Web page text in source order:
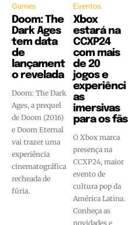
Games
Doom: The
Dark Ages
tem data
de
lançament
o revelada
Doom: The Dark
Ages, a prequel
de Doom (2016)
e Doom Eternal
vai trazer uma
experiência
cinematográfica
recheada de
fúria.
Eventos
Xbox
estará na
CCXP24
com mais
de 20
jogos e
experiênci
as
imersivas
para os fãs
O Xbox marca
presença na
CCXP24, maior
evento de
cultura pop da
América Latina.
Conheça as
novidades e